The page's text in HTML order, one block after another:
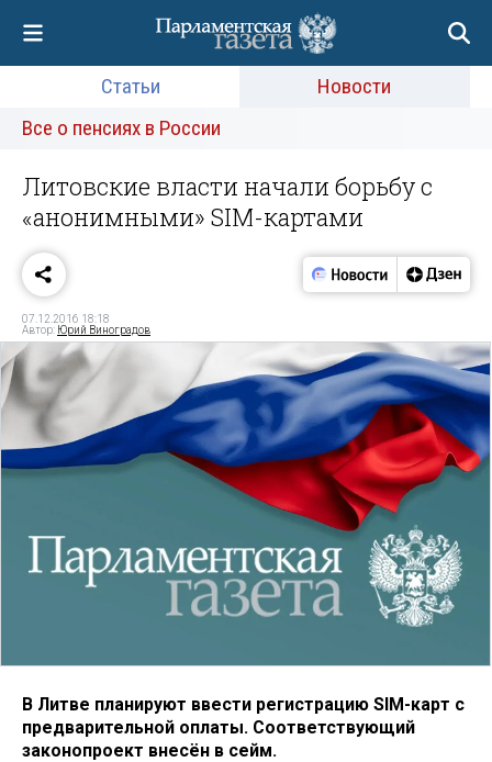
Статьи
Новости
Все о пенсиях в России
Литовские власти начали борьбу с
«анонимными» SIM-картами
07.12.2016 18:18
Автор: Юрий Виноградов
В Литве планируют ввести регистрацию SIM-карт с
предварительной оплаты. Соответствующий
законопроект внесён в сейм.